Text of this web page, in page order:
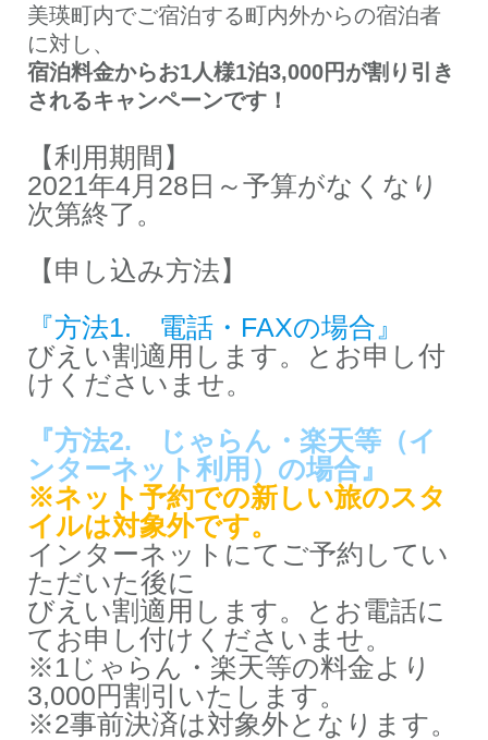
美瑛町内でご宿泊する町内外からの宿泊者
に対し、
宿泊料金からお1人様1泊3,000円が割り引き
されるキャンペーンです！
【利用期間】
2021年4月28日～予算がなくなり
次第終了。
【申し込み方法】
『方法1. 電話・FAXの場合』
びえい割適用します。とお申し付
けくださいませ。
『方法2. じゃらん・楽天等（イ
ンターネット利用）の場合』
※ネット予約での新しい旅のスタ
イルは対象外です。
インターネットにてご予約してい
ただいた後に
びえい割適用します。とお電話に
てお申し付けくださいませ。
※1じゃらん・楽天等の料金より
3,000円割引いたします。
※2事前決済は対象外となります。